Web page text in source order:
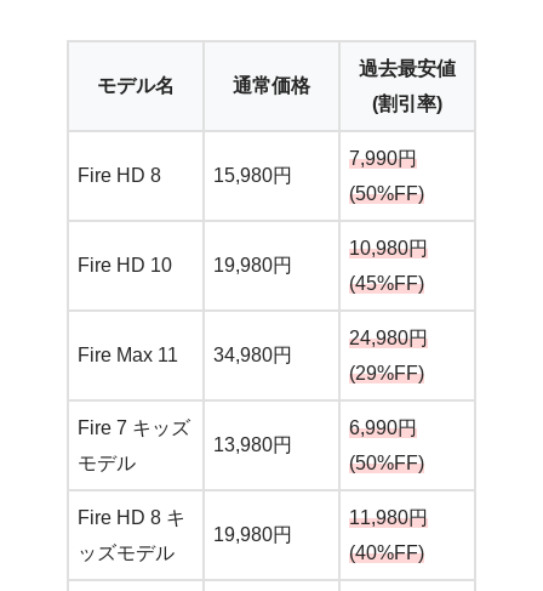
モデル名 通常価格
過去最安値
(割引率)
Fire HD 8 15,980円
7,990円
(50%FF)
Fire HD 10 19,980円
10,980円
(45%FF)
Fire Max 11 34,980円
24,980円
(29%FF)
Fire 7 キッズ
モデル
13,980円
6,990円
(50%FF)
Fire HD 8 キ
ッズモデル
19,980円
11,980円
(40%FF)